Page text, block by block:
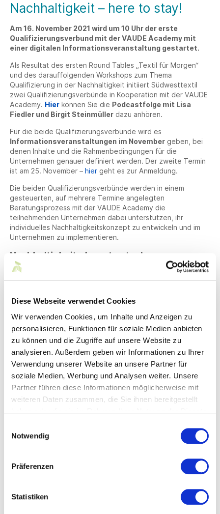
Diese Webseite verwendet Cookies
Wir verwenden Cookies, um Inhalte und Anzeigen zu
personalisieren, Funktionen für soziale Medien anbieten
zu können und die Zugriffe auf unsere Website zu
analysieren. Außerdem geben wir Informationen zu Ihrer
Verwendung unserer Website an unsere Partner für
soziale Medien, Werbung und Analysen weiter. Unsere
Partner führen diese Informationen möglicherweise mit
weiteren Daten zusammen, die Sie ihnen bereitgestellt
Notwendig
Präferenzen
Statistiken
Nachhaltigkeit – here to stay!
Am 16. November 2021 wird um 10 Uhr der erste
Qualifizierungsverbund mit der VAUDE Academy mit
einer digitalen Informationsveranstaltung gestartet.
Als Resultat des ersten Round Tables „Textil für Morgen“
und des darauffolgenden Workshops zum Thema
Qualifizierung in der Nachhaltigkeit initiiert Südwesttextil
zwei Qualifizierungsverbünde in Kooperation mit der VAUDE
Academy. Hier können Sie die Podcastfolge mit Lisa
Fiedler und Birgit Steinmüller dazu anhören.
Für die beide Qualifizierungsverbünde wird es
Informationsveranstaltungen im November geben, bei
denen Inhalte und die Rahmenbedingungen für die
Unternehmen genauer definiert werden. Der zweite Termin
ist am 25. November – hier geht es zur Anmeldung.
Die beiden Qualifizierungsverbünde werden in einem
gesteuerten, auf mehrere Termine angelegten
Beratungsprozess mit der VAUDE Academy die
teilnehmenden Unternehmen dabei unterstützen, ihr
individuelles Nachhaltigkeitskonzept zu entwickeln und im
Unternehmen zu implementieren.
Nachhaltigkeit – here to stay!
Der erste Qualifizierungsverbund richtet sich an
Unternehmen, die sich personell und strategisch
möchten. Dafür gilt es über die personelle und strukturelle
Verankerung von Nachhaltigkeit nachzudenken, die interne
Vernetzung zu stärken und Personalentwicklung so zu
gestalten, dass Mitarbeitende befähigt werden, sich mit der
Komplexität des Themas Tag für Tag auseinanderzusetzen.
Die VAUDE Academy blickt hier auf den
Erfahrungshintergrund des eigenen Unternehmens zurück. In
einem rund zehnjährigen Prozess hat sich VAUDE in der
Nachhaltigkeit ganzheitlich aufgestellt.
Teambildung und Vernetzung
Die Veranstaltung ist kostenlos und findet digital statt. Sie